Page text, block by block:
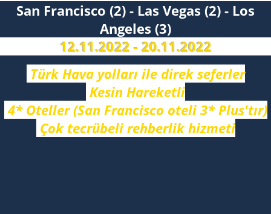
San Francisco (2) - Las Vegas (2) - Los
Angeles (3)
12.11.2022 - 20.11.2022
Türk Hava yolları ile direk seferler
Kesin Hareketli
4* Oteller (San Francisco oteli 3* Plus'tır)
Çok tecrübeli rehberlik hizmeti